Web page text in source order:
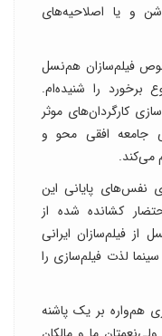
و یا اصلاحیه‌های
فیلم‌سازان هم‌نسل
را شنیده‌ام.
کارگردان‌های موثر
جامعه افقی محو و
می‌کند.
نفس‌های پایانی این
کشانده شده از
فیلم‌سازان ایرانی
لذت فیلم‌سازی را
هم‌واره بر یک پاشنه